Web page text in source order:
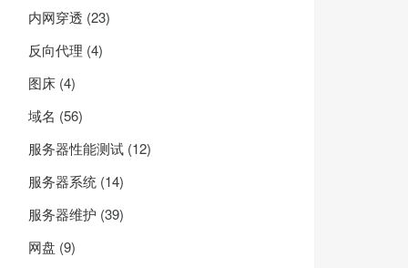
内网穿透 (23)
反向代理 (4)
图床 (4)
域名 (56)
服务器性能测试 (12)
服务器系统 (14)
服务器维护 (39)
网盘 (9)